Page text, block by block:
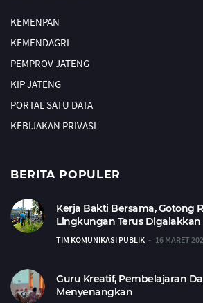
KEMENPAN
KEMENDAGRI
PEMPROV JATENG
KIP JATENG
PORTAL SATU DATA
KEBIJAKAN PRIVASI
BERITA POPULER
Kerja Bakti Bersama, Gotong
Lingkungan Terus Digalakkan
TIM KOMUNIKASI PUBLIK 16 MARET
Guru Kreatif, Pembelajaran
Menyenangkan